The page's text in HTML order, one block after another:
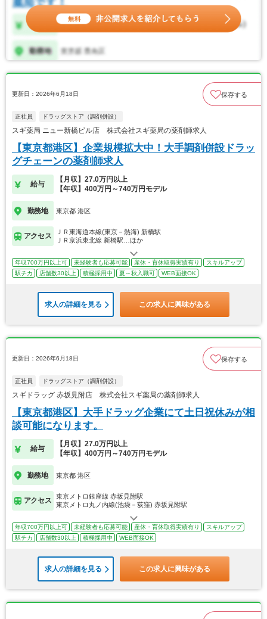
更新日：2026年6月18日 保存する
正社員 ドラッグストア（調剤併設）
スギ薬局 ニュー新橋ビル店 株式会社スギ薬局の薬剤師求人
【東京都港区】企業規模拡大中！大手調剤併設ドラッ
グチェーンの薬剤師求人
給与
【月収】27.0万円以上
【年収】400万円～740万円モデル
勤務地 東京都 港区
アクセス
ＪＲ東海道本線(東京－熱海) 新橋駅
ＪＲ京浜東北線 新橋駅…ほか
年収700万円以上可 未経験者も応募可能 産休・育休取得実績有り
スキルアップ
駅チカ
店舗数30以上 積極採用中 夏～秋入職可 WEB面接OK
求人の詳細を見る この求人に興味がある
更新日：2026年6月18日 保存する
正社員 ドラッグストア（調剤併設）
スギドラッグ 赤坂見附店 株式会社スギ薬局の薬剤師求人
【東京都港区】大手ドラッグ企業にて土日祝休みが相
談可能になります。
給与
【月収】27.0万円以上
【年収】400万円～740万円モデル
勤務地 東京都 港区
アクセス
東京メトロ銀座線 赤坂見附駅
東京メトロ丸ノ内線(池袋－荻窪) 赤坂見附駅
年収700万円以上可 未経験者も応募可能 産休・育休取得実績有り
スキルアップ
駅チカ
店舗数30以上 積極採用中 WEB面接OK
求人の詳細を見る この求人に興味がある